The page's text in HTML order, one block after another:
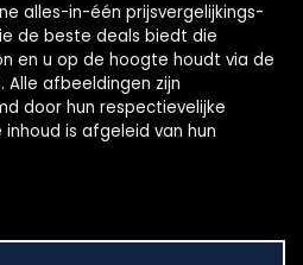
alles-in-één prijsvergelijkings-
de beste deals biedt die
en u op de hoogte houdt via de
afbeeldingen zijn
door hun respectievelijke
is afgeleid van hun